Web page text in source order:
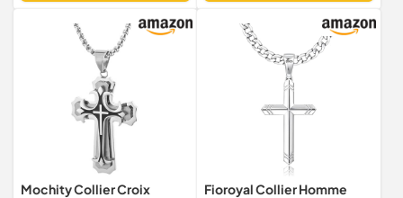
Mochity Collier Croix
Fioroyal Collier Homme